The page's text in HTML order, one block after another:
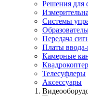
Решения для
Системы
Передача
Платы
Камерные
Телесуфлеры
Аксессуары